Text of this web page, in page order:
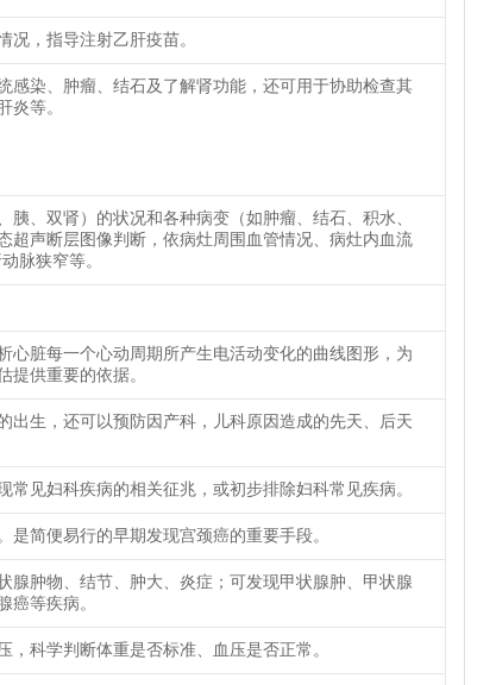
况，指导注射乙肝疫苗。
感染、肿瘤、结石及了解肾功能，还可用于协助检查其
炎等。
胰、双肾）的状况和各种病变（如肿瘤、结石、积水、
超声断层图像判断，依病灶周围血管情况、病灶内血流
脉狭窄等。
心脏每一个心动周期所产生电活动变化的曲线图形，为
提供重要的依据。
出生，还可以预防因产科，儿科原因造成的先天、后天
常见妇科疾病的相关征兆，或初步排除妇科常见疾病。
是简便易行的早期发现宫颈癌的重要手段。
腺肿物、结节、肿大、炎症；可发现甲状腺肿、甲状腺
癌等疾病。
科学判断体重是否标准、血压是否正常。